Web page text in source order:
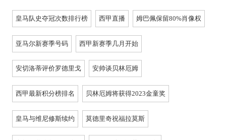
皇马队史夺冠次数排行榜 西甲直播 姆巴佩保留80%肖像权
亚马尔新赛季号码 西甲新赛季几月开始
安切洛蒂评价罗德里戈 安帅谈贝林厄姆
西甲最新积分榜排名 贝林厄姆将获得2023金童奖
皇马与维尼修斯续约 莫德里奇祝福拉莫斯